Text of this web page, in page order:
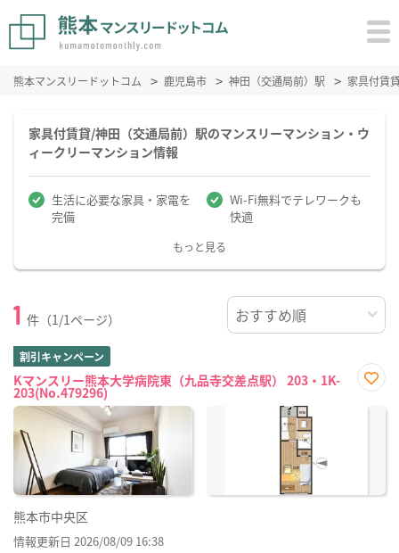
熊本マンスリードットコム 鹿児島市 神田（交通局前）駅 家具付賃
家具付賃貸/神田（交通局前）駅のマンスリーマンション・ウ
ィークリーマンション情報
生活に必要な家具・家電を
完備
Wi-Fi無料でテレワークも
快適
もっと見る
1 件（1/1ページ）
割引キャンペーン
Kマンスリー熊本大学病院東（九品寺交差点駅） 203・1K-
203(No.479296)
に入
熊本市中央区
情報更新日 2026/08/09 16:38